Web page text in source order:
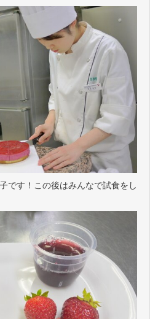
です！この後はみんなで試食をし